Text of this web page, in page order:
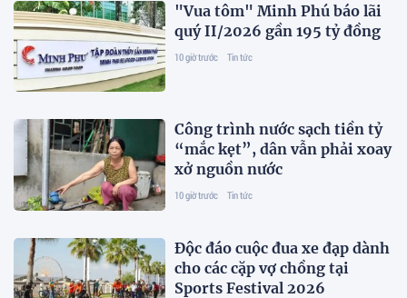
"Vua tôm" Minh Phú báo lãi
quý II/2026 gần 195 tỷ đồng
10 giờ trước Tin tức
Công trình nước sạch tiền tỷ
“mắc kẹt”, dân vẫn phải xoay
xở nguồn nước
10 giờ trước Tin tức
Độc đáo cuộc đua xe đạp dành
cho các cặp vợ chồng tại
Sports Festival 2026